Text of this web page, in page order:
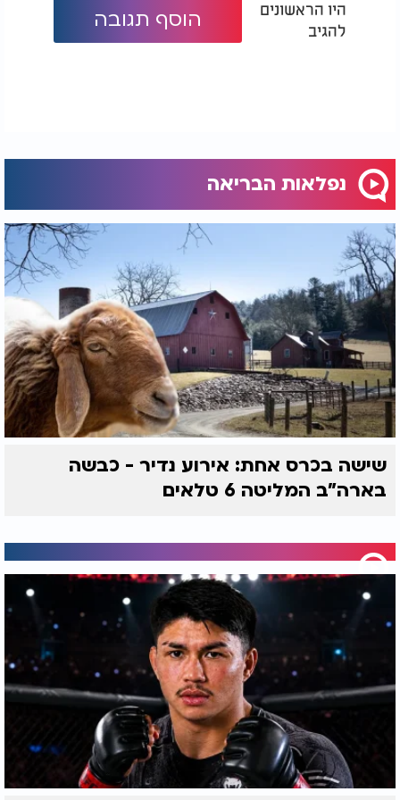
היו הראשונים
להגיב
הוסף תגובה
נפלאות הבריאה
שישה בכרס אחת: אירוע נדיר - כבשה
בארה"ב המליטה 6 טלאים